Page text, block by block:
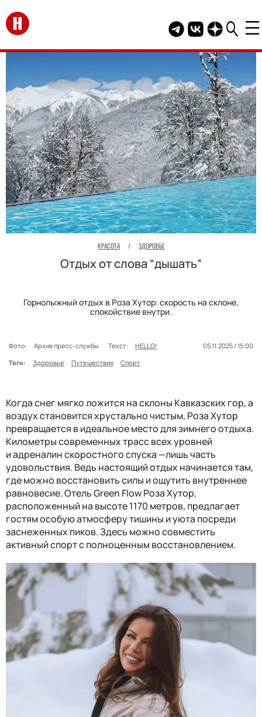
Перейти на главную
Telegram канал
Группа HELLO
Канал
КРАСОТА / ЗДОРОВЬЕ
Отдых от слова “дышать”
Горнолыжный отдых в Роза Хутор: скорость на склоне,
спокойствие внутри.
Фото: Архив пресс-службы Текст: HELLO!
05.11.2025 / 15:00
Теги:
Здоровье Путешествия Спорт
Когда снег мягко ложится на склоны Кавказских гор, а
воздух становится хрустально чистым, Роза Хутор
превращается в идеальное место для зимнего отдыха.
Километры современных трасс всех уровней
иадреналин скоростного спуска —лишь часть
удовольствия. Ведь настоящий отдых начинается там,
где можно восстановить силы иощутить внутреннее
равновесие. Отель Green Flow Роза Хутор,
расположенный на высоте 1170 метров, предлагает
гостям особую атмосферу тишины и уюта посреди
заснеженных пиков. Здесь можно совместить
активный спорт с полноценным восстановлением.